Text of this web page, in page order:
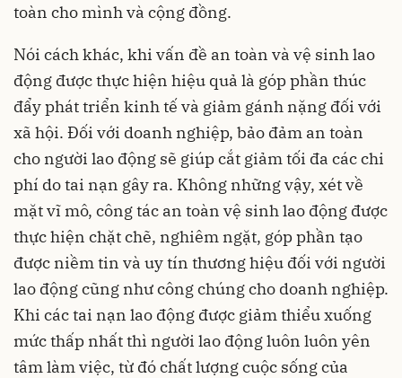
toàn cho mình và cộng đồng.
Nói cách khác, khi vấn đề an toàn và vệ sinh lao
động được thực hiện hiệu quả là góp phần thúc
đẩy phát triển kinh tế và giảm gánh nặng đối với
xã hội. Đối với doanh nghiệp, bảo đảm an toàn
cho người lao động sẽ giúp cắt giảm tối đa các chi
phí do tai nạn gây ra. Không những vậy, xét về
mặt vĩ mô, công tác an toàn vệ sinh lao động được
thực hiện chặt chẽ, nghiêm ngặt, góp phần tạo
được niềm tin và uy tín thương hiệu đối với người
lao động cũng như công chúng cho doanh nghiệp.
Khi các tai nạn lao động được giảm thiểu xuống
mức thấp nhất thì người lao động luôn luôn yên
tâm làm việc, từ đó chất lượng cuộc sống của